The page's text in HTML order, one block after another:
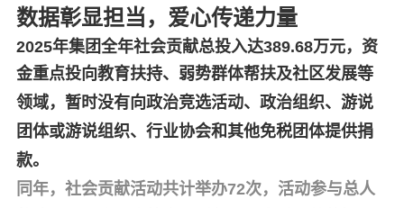
数据彰显担当，爱心传递力量
2025年集团全年社会贡献总投入达389.68万元，资
金重点投向教育扶持、弱势群体帮扶及社区发展等
领域，暂时没有向政治竞选活动、政治组织、游说
团体或游说组织、行业协会和其他免税团体提供捐
款。
同年，社会贡献活动共计举办72次，活动参与总人